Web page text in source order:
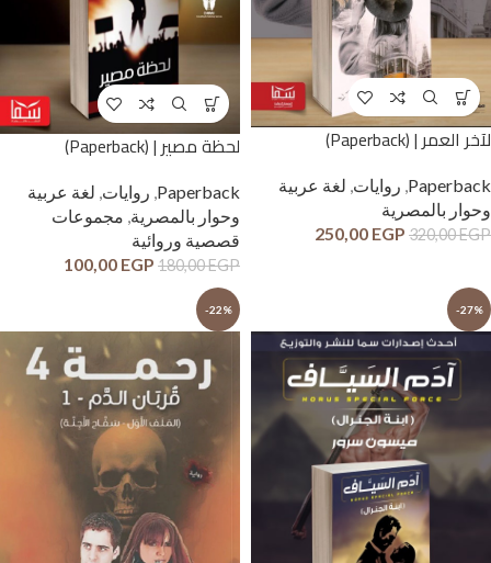
لآخر العمر | (Paperback)
Paperback
, روايات, لغة عربية
وحوار بالمصرية
320,00EGP
250,00 EGP
لحظة مصير | (Paperback)
Paperback
, روايات, لغة عربية
وحوار بالمصرية, مجموعات
قصصية وروائية
180,00EGP
100,00 EGP
-27%
-22%